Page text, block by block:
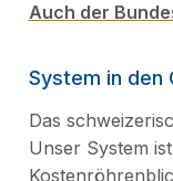
Auch der
System in
Das
Unser System